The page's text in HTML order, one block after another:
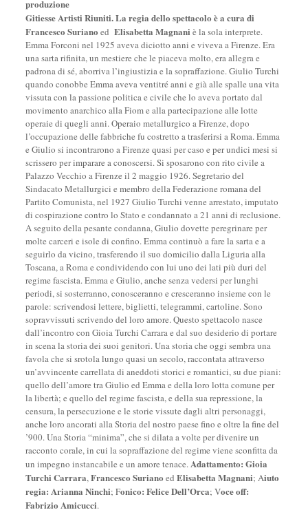
produzione
Gitiesse Artisti Riuniti. La regia dello spettacolo è a cura di
Francesco Suriano ed Elisabetta Magnani è la sola interprete.
Emma Forconi nel 1925 aveva diciotto anni e viveva a Firenze. Era
una sarta rifinita, un mestiere che le piaceva molto, era allegra e
padrona di sé, aborriva l’ingiustizia e la sopraffazione. Giulio Turchi
quando conobbe Emma aveva ventitré anni e già alle spalle una vita
vissuta con la passione politica e civile che lo aveva portato dal
movimento anarchico alla Fiom e alla partecipazione alle lotte
operaie di quegli anni. Operaio metallurgico a Firenze, dopo
l’occupazione delle fabbriche fu costretto a trasferirsi a Roma. Emma
e Giulio si incontrarono a Firenze quasi per caso e per undici mesi si
scrissero per imparare a conoscersi. Si sposarono con rito civile a
Palazzo Vecchio a Firenze il 2 maggio 1926. Segretario del
Sindacato Metallurgici e membro della Federazione romana del
Partito Comunista, nel 1927 Giulio Turchi venne arrestato, imputato
di cospirazione contro lo Stato e condannato a 21 anni di reclusione.
A seguito della pesante condanna, Giulio dovette peregrinare per
molte carceri e isole di confino. Emma continuò a fare la sarta e a
seguirlo da vicino, trasferendo il suo domicilio dalla Liguria alla
Toscana, a Roma e condividendo con lui uno dei lati più duri del
regime fascista. Emma e Giulio, anche senza vedersi per lunghi
periodi, si sosterranno, conosceranno e cresceranno insieme con le
parole: scrivendosi lettere, biglietti, telegrammi, cartoline. Sono
sopravvissuti scrivendo del loro amore. Questo spettacolo nasce
dall’incontro con Gioia Turchi Carrara e dal suo desiderio di portare
in scena la storia dei suoi genitori. Una storia che oggi sembra una
favola che si srotola lungo quasi un secolo, raccontata attraverso
un’avvincente carrellata di aneddoti storici e romantici, su due piani:
quello dell’amore tra Giulio ed Emma e della loro lotta comune per
la libertà; e quello del regime fascista, e della sua repressione, la
censura, la persecuzione e le storie vissute dagli altri personaggi,
anche loro ancorati alla Storia del nostro paese fino e oltre la fine del
’900. Una Storia “minima”, che si dilata a volte per divenire un
racconto corale, in cui la sopraffazione del regime viene sconfitta da
un impegno instancabile e un amore tenace. Adattamento: Gioia
Turchi Carrara,Francesco Suriano ed Elisabetta Magnani; Aiuto
regia: Arianna Ninchi; Fonico: Felice Dell’Orca; Voce off:
Fabrizio Amicucci.